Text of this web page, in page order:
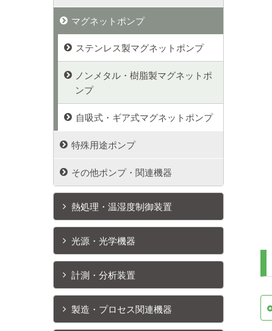
マグネットポンプ
ステンレス製マグネットポンプ
ノンメタル・樹脂製マグネットポ
ンプ
自吸式・ギア式マグネットポンプ
特殊用途ポンプ
その他ポンプ・関連機器
熱処理・温湿度制御装置
光源・光学機器
計測・分析装置
製造・プロセス関連機器